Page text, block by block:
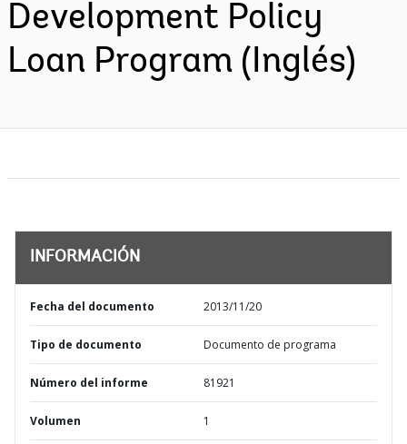
Development Policy
Loan Program (Inglés)
INFORMACIÓN
Fecha del documento 2013/11/20
Tipo de documento Documento de programa
Número del informe 81921
Volumen 1